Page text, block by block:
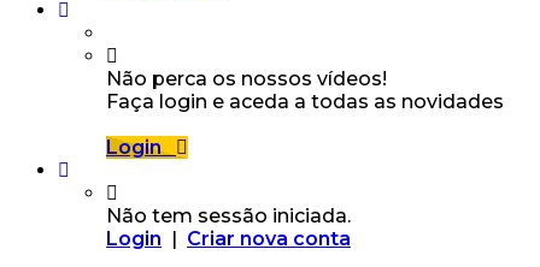
Não perca os nossos vídeos!
Faça login e aceda a todas as novidades
Login
Não tem sessão iniciada.
Login | Criar nova conta